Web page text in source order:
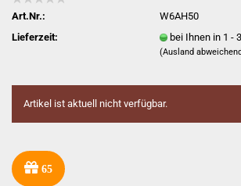
Art.Nr.:
W6AH50
Lieferzeit:
bei Ihnen in 1 -
(Ausland
Artikel ist aktuell nicht verfügbar.
65